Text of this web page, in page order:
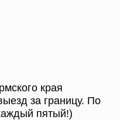
края
за границу. По
пятый!)